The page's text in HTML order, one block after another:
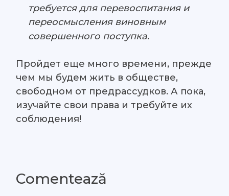
требуется для перевоспитания и
переосмысления виновным
совершенного поступка.
Пройдет еще много времени, прежде
чем мы будем жить в обществе,
свободном от предрассудков. А пока,
изучайте свои права и требуйте их
соблюдения!
Comentează